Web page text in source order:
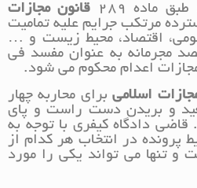
ماده 289
قانون مجازات
مرتکب جرایم علیه تمامیت
اقتصاد، محیط زیست و …
مجرمانه به عنوان مفسد فی
اعدام محکوم می شود.
اسلامیبرای محاربه چهار
و بریدن دست راست و پای
دادگاه کیفری با توجه به
پرونده در انتخاب هر کدام از
و تنها می تواند یکی را مورد